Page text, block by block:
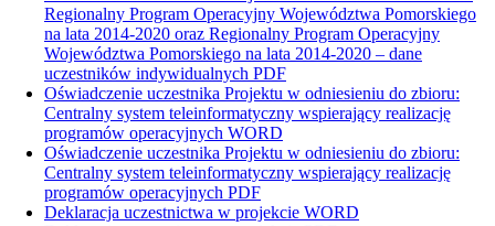
Regionalny Program Operacyjny Województwa Pomorskiego
na lata 2014-2020 oraz Regionalny Program Operacyjny
Województwa Pomorskiego na lata 2014-2020 – dane
uczestników indywidualnych PDF
Oświadczenie uczestnika Projektu w odniesieniu do zbioru:
Centralny system teleinformatyczny wspierający realizację
programów operacyjnych WORD
Oświadczenie uczestnika Projektu w odniesieniu do zbioru:
Centralny system teleinformatyczny wspierający realizację
programów operacyjnych PDF
Deklaracja uczestnictwa w projekcie WORD